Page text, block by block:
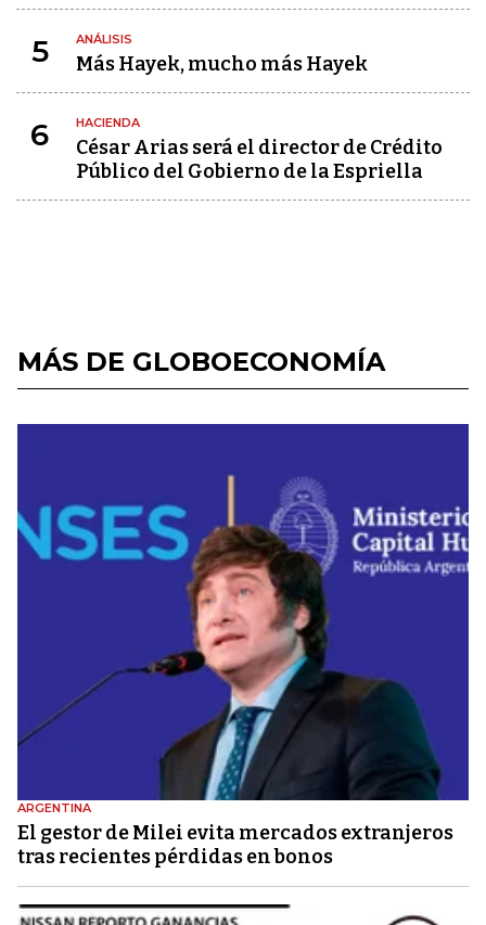
5 ANÁLISIS
Más Hayek, mucho más Hayek
6 HACIENDA
César Arias será el director de Crédito
Público del Gobierno de la Espriella
MÁS DE GLOBOECONOMÍA
ARGENTINA
El gestor de Milei evita mercados extranjeros
tras recientes pérdidas en bonos